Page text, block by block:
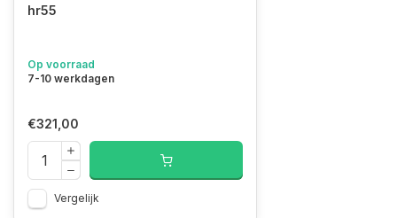
hr55
Op voorraad
7-10 werkdagen
€321,00
Vergelijk